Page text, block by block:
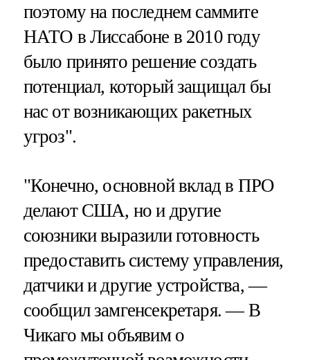
поэтому на последнем саммите
НАТО в Лиссабоне в 2010 году
было принято решение создать
потенциал, который защищал бы
нас от возникающих ракетных
угроз".
"Конечно, основной вклад в ПРО
делают США, но и другие
союзники выразили готовность
предоставить систему управления,
датчики и другие устройства, —
сообщил замгенсекретаря. — В
Чикаго мы объявим о